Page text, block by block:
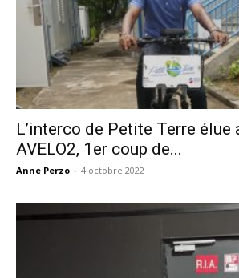
L’interco de Petite Terre élue
AVELO2, 1er coup de...
Anne Perzo - 4 octobre 2022